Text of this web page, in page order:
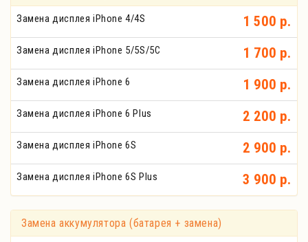
Замена дисплея iPhone 4/4S 1 500 р.
Замена дисплея iPhone 5/5S/5C 1 700 р.
Замена дисплея iPhone 6 1 900 р.
Замена дисплея iPhone 6 Plus 2 200 р.
Замена дисплея iPhone 6S 2 900 р.
Замена дисплея iPhone 6S Plus 3 900 р.
Замена аккумулятора (батарея + замена)